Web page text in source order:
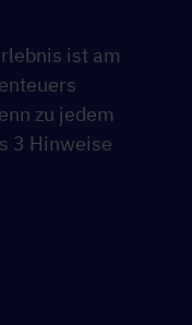
ist am
zu jedem
3 Hinweise